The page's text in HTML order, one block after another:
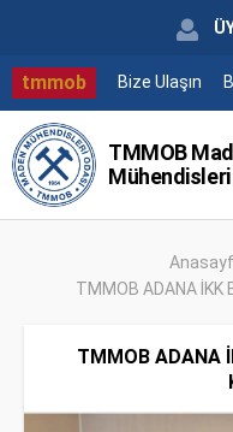
tmmob Bize Ulaşın
TMMOB
Mühendisleri
TMMOB ADANA İKK
TMMOB ADANA